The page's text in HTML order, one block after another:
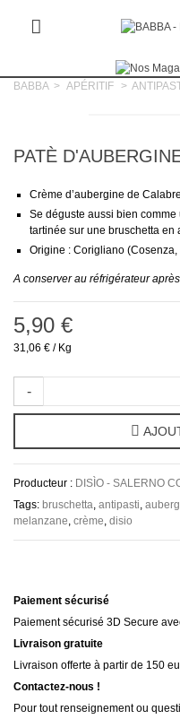
BABBA > APÉRITIF >
PATÈ
Crème d’aubergine de
Se déguste aussi bien
tartinée sur une bruschetta en
Origine : Corigliano
A conserver au réfrigérateur
5,90 €
31,06 € / Kg
-
Producteur : DISÌO - SALERNO
Tags: bruschetta antipasti
melanzane crème disio
Paiement sécurisé
Paiement sécurisé 3D Secure
Livraison gratuite
Livraison offerte à partir de 150
Contactez-nous !
Pour tout renseignement ou